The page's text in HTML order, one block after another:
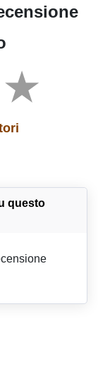
questo